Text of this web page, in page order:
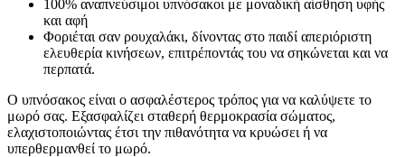
100% αναπνεύσιμοι υπνόσακοι με μοναδική αίσθηση υφής
και αφή
Φοριέται σαν ρουχαλάκι, δίνοντας στο παιδί απεριόριστη
ελευθερία κινήσεων, επιτρέποντάς του να σηκώνεται και να
περπατά.
Ο υπνόσακος είναι ο ασφαλέστερος τρόπος για να καλύψετε το
μωρό σας. Εξασφαλίζει σταθερή θερμοκρασία σώματος,
ελαχιστοποιώντας έτσι την πιθανότητα να κρυώσει ή να
υπερθερμανθεί το μωρό.